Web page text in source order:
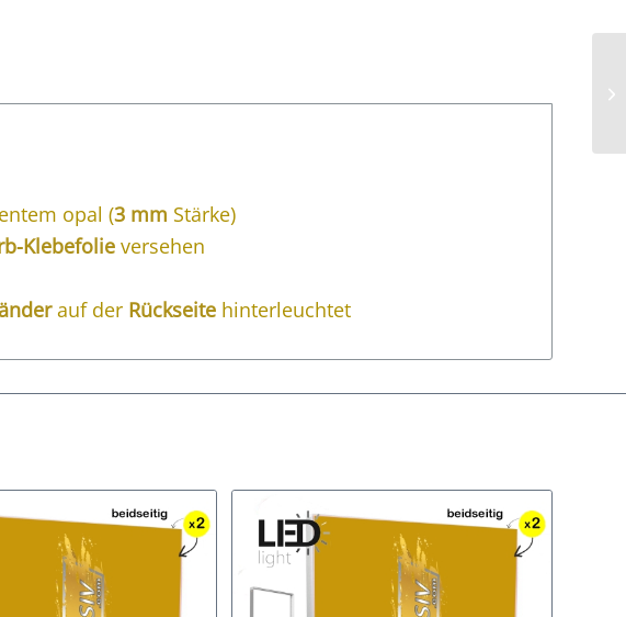
opal (3 mm Stärke)
Klebefolie versehen
auf der Rückseite hinterleuchtet